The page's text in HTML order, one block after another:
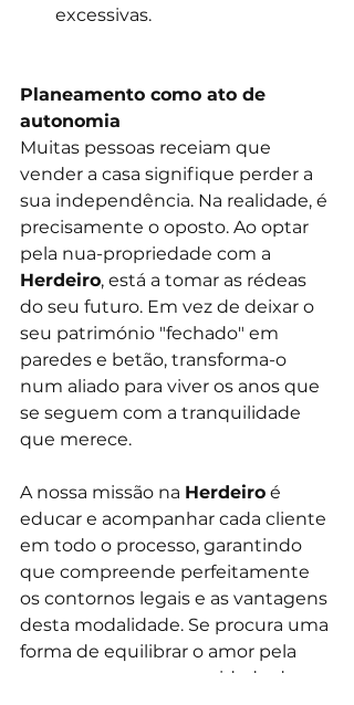
excessivas.
Planeamento como ato de
autonomia
Muitas pessoas receiam que
vender a casa signifique perder a
sua independência. Na realidade, é
precisamente o oposto. Ao optar
pela nua-propriedade com a
Herdeiro, está a tomar as rédeas
do seu futuro. Em vez de deixar o
seu património "fechado" em
paredes e betão, transforma-o
num aliado para viver os anos que
se seguem com a tranquilidade
que merece.
A nossa missão na Herdeiro é
educar e acompanhar cada cliente
em todo o processo, garantindo
que compreende perfeitamente
os contornos legais e as vantagens
desta modalidade. Se procura uma
forma de equilibrar o amor pela
sua casa com a necessidade de